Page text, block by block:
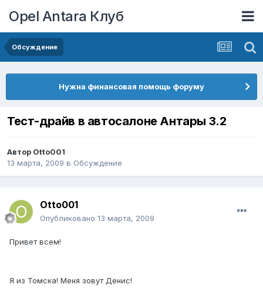
Opel Antara Клуб
Обсуждение
Нужна финансовая помощь форуму
Тест-драйв в автосалоне Антары 3.2
Автор Otto001
13 марта, 2009 в Обсуждение
Otto001
Опубликовано 13 марта, 2009
Привет всем!
Я из Томска! Меня зовут Денис!